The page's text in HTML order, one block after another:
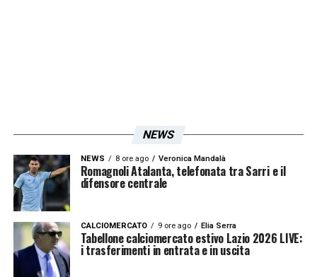
LA PLAYLIST DELLE NOSTRE TOP NEWS
NEWS
NEWS 8 ore ago Veronica Mandalà
Romagnoli Atalanta, telefonata tra Sarri e il
difensore centrale
CALCIOMERCATO 9 ore ago Elia Serra
Tabellone calciomercato estivo Lazio 2026 LIVE:
i trasferimenti in entrata e in uscita